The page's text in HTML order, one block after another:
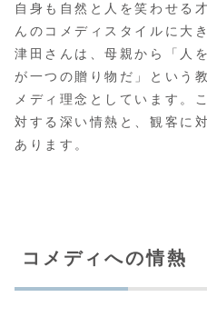
自身も自然と人を笑わせる
んのコメディスタイルに大
津田さんは、母親から「人
が一つの贈り物だ」という
メディ理念としています。
対する深い情熱と、観客に
あります。
コメディへの情熱